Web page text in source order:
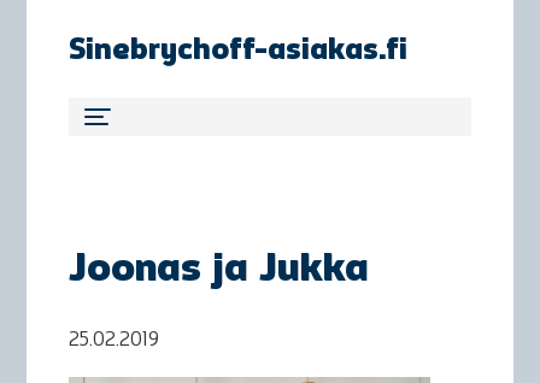
Sinebrychoff-asiakas.fi
Joonas ja Jukka
25.02.2019